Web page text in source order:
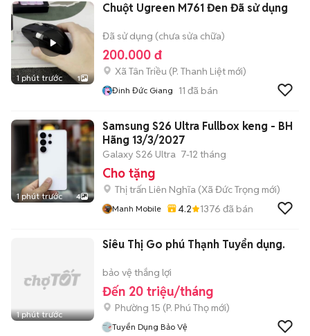
1 phút trước 1
Chuột Ugreen M761 Đen Đã sử dụng
Đã sử dụng (chưa sửa chữa)
200.000 đ
Xã Tân Triều (P. Thanh Liệt mới)
Đinh Đức Giang 11 đã bán
1 phút trước 4
Samsung S26 Ultra Fullbox keng - BH
Hãng 13/3/2027
Galaxy S26 Ultra 7-12 tháng
Cho tặng
Thị trấn Liên Nghĩa (Xã Đức Trọng mới)
Manh Mobile 4.2 1376 đã bán
1 phút trước
Siêu Thị Go phú Thạnh Tuyển dụng.
bảo vệ thắng lợi
Đến 20 triệu/tháng
Phường 15 (P. Phú Thọ mới)
Tuyển Dụng Bảo Vệ